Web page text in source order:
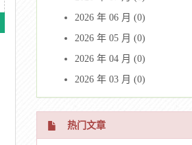
2026 年 06 月 (0)
2026 年 05 月 (0)
2026 年 04 月 (0)
2026 年 03 月 (0)
热门文章